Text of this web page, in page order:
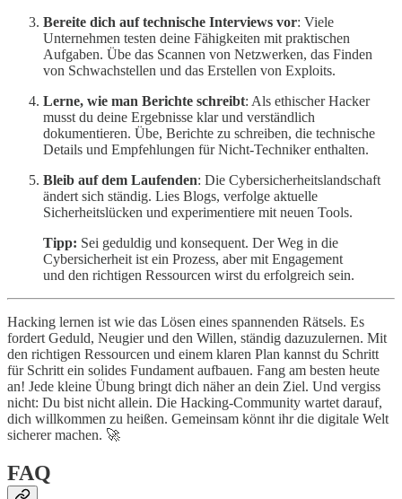
Bereite dich auf technische Interviews vor: Viele
Unternehmen testen deine Fähigkeiten mit praktischen
Aufgaben. Übe das Scannen von Netzwerken, das Finden
von Schwachstellen und das Erstellen von Exploits.
Lerne, wie man Berichte schreibt: Als ethischer Hacker
musst du deine Ergebnisse klar und verständlich
dokumentieren. Übe, Berichte zu schreiben, die technische
Details und Empfehlungen für Nicht-Techniker enthalten.
Bleib auf dem Laufenden: Die Cybersicherheitslandschaft
ändert sich ständig. Lies Blogs, verfolge aktuelle
Sicherheitslücken und experimentiere mit neuen Tools.
Tipp: Sei geduldig und konsequent. Der Weg in die
Cybersicherheit ist ein Prozess, aber mit Engagement
und den richtigen Ressourcen wirst du erfolgreich sein.
Hacking lernen ist wie das Lösen eines spannenden Rätsels. Es
fordert Geduld, Neugier und den Willen, ständig dazuzulernen. Mit
den richtigen Ressourcen und einem klaren Plan kannst du Schritt
für Schritt ein solides Fundament aufbauen. Fang am besten heute
an! Jede kleine Übung bringt dich näher an dein Ziel. Und vergiss
nicht: Du bist nicht allein. Die Hacking-Community wartet darauf,
dich willkommen zu heißen. Gemeinsam könnt ihr die digitale Welt
sicherer machen. 🚀
FAQ